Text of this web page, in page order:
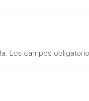
Los campos